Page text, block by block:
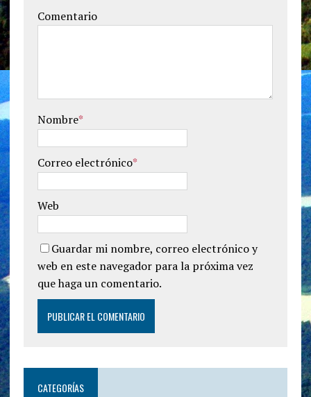
Comentario
Nombre*
Correo electrónico*
Web
Guardar mi nombre, correo electrónico y
web en este navegador para la próxima vez
que haga un comentario.
CATEGORÍAS